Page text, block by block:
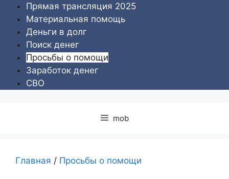
Перейти
содержимому
Прямая трансляция 2025
Материальная помощь
Деньги в долг
Поиск денег
Просьбы о помощи
Заработок денег
СВО
mob
Главная / Просьбы о помощи